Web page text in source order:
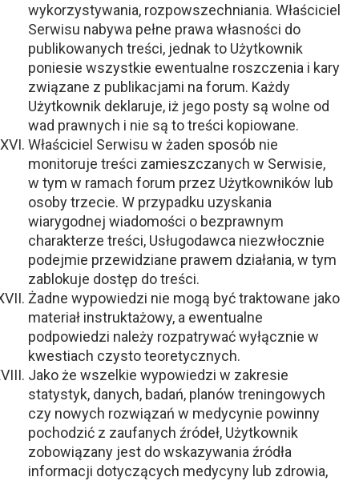
wykorzystywania, rozpowszechniania. Właściciel
Serwisu nabywa pełne prawa własności do
publikowanych treści, jednak to Użytkownik
poniesie wszystkie ewentualne roszczenia i kary
związane z publikacjami na forum. Każdy
Użytkownik deklaruje, iż jego posty są wolne od
wad prawnych i nie są to treści kopiowane.
Właściciel Serwisu w żaden sposób nie
monitoruje treści zamieszczanych w Serwisie,
w tym w ramach forum przez Użytkowników lub
osoby trzecie. W przypadku uzyskania
wiarygodnej wiadomości o bezprawnym
charakterze treści, Usługodawca niezwłocznie
podejmie przewidziane prawem działania, w tym
zablokuje dostęp do treści.
Żadne wypowiedzi nie mogą być traktowane jako
materiał instruktażowy, a ewentualne
podpowiedzi należy rozpatrywać wyłącznie w
kwestiach czysto teoretycznych.
Jako że wszelkie wypowiedzi w zakresie
statystyk, danych, badań, planów treningowych
czy nowych rozwiązań w medycynie powinny
pochodzić z zaufanych źródeł, Użytkownik
zobowiązany jest do wskazywania źródła
informacji dotyczących medycyny lub zdrowia,